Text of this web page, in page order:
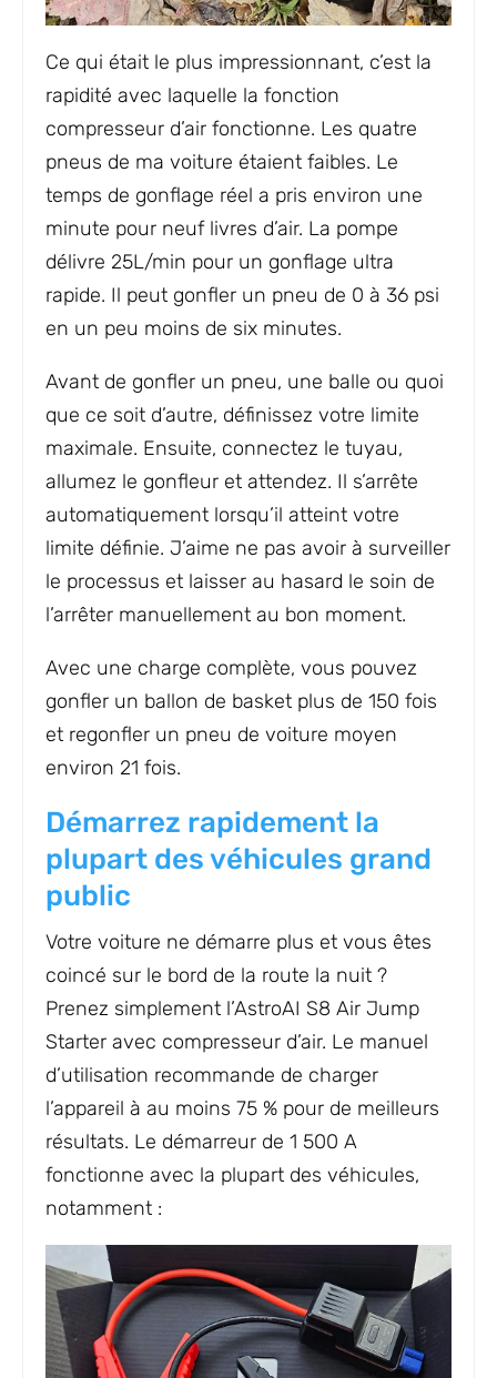
Ce qui était le plus impressionnant, c’est la
rapidité avec laquelle la fonction
compresseur d’air fonctionne. Les quatre
pneus de ma voiture étaient faibles. Le
temps de gonflage réel a pris environ une
minute pour neuf livres d’air. La pompe
délivre 25L/min pour un gonflage ultra
rapide. Il peut gonfler un pneu de 0 à 36 psi
en un peu moins de six minutes.
Avant de gonfler un pneu, une balle ou quoi
que ce soit d’autre, définissez votre limite
maximale. Ensuite, connectez le tuyau,
allumez le gonfleur et attendez. Il s’arrête
automatiquement lorsqu’il atteint votre
limite définie. J’aime ne pas avoir à surveiller
le processus et laisser au hasard le soin de
l’arrêter manuellement au bon moment.
Avec une charge complète, vous pouvez
gonfler un ballon de basket plus de 150 fois
et regonfler un pneu de voiture moyen
environ 21 fois.
Démarrez rapidement la
plupart des véhicules grand
public
Votre voiture ne démarre plus et vous êtes
coincé sur le bord de la route la nuit ?
Prenez simplement l’AstroAI S8 Air Jump
Starter avec compresseur d’air. Le manuel
d’utilisation recommande de charger
l’appareil à au moins 75 % pour de meilleurs
résultats. Le démarreur de 1 500 A
fonctionne avec la plupart des véhicules,
notamment :